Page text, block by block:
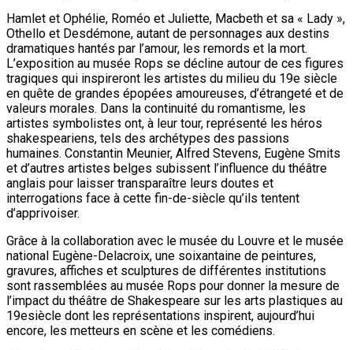
Hamlet et Ophélie, Roméo et Juliette, Macbeth et sa « Lady »,
Othello et Desdémone, autant de personnages aux destins
dramatiques hantés par l’amour, les remords et la mort.
L’exposition au musée Rops se décline autour de ces figures
tragiques qui inspireront les artistes du milieu du 19e siècle
en quête de grandes épopées amoureuses, d’étrangeté et de
valeurs morales. Dans la continuité du romantisme, les
artistes symbolistes ont, à leur tour, représenté les héros
shakespeariens, tels des archétypes des passions
humaines. Constantin Meunier, Alfred Stevens, Eugène Smits
et d’autres artistes belges subissent l’influence du théâtre
anglais pour laisser transparaître leurs doutes et
interrogations face à cette fin-de-siècle qu’ils tentent
d’apprivoiser.
Grâce à la collaboration avec le musée du Louvre et le musée
national Eugène-Delacroix, une soixantaine de peintures,
gravures, affiches et sculptures de différentes institutions
sont rassemblées au musée Rops pour donner la mesure de
l’impact du théâtre de Shakespeare sur les arts plastiques au
19esiècle dont les représentations inspirent, aujourd’hui
encore, les metteurs en scène et les comédiens.